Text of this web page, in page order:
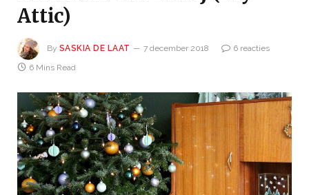
Attic)
By SASKIA DE LAAT 7 december 2018
6 reacties
6 Mins Read